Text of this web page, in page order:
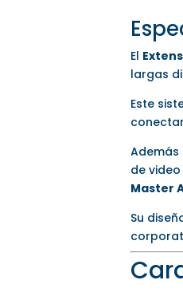
El
largas
Este
Además
de
Master
Su